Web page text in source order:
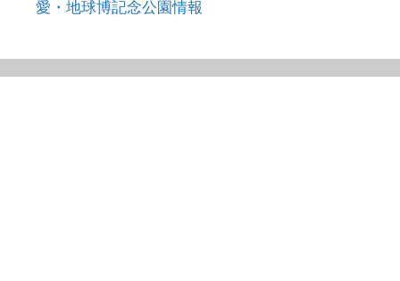
愛・地球博記念公園情報